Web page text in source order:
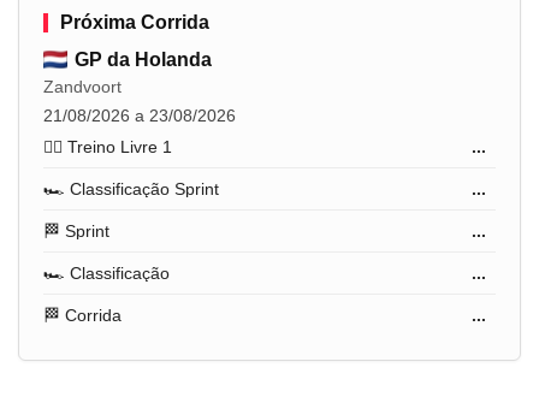
Próxima Corrida
GP da Holanda
Zandvoort
21/08/2026 a 23/08/2026
🏋️‍♂️ Treino Livre 1
...
🏎️ Classificação Sprint ...
🏁 Sprint ...
🏎️ Classificação ...
🏁 Corrida ...